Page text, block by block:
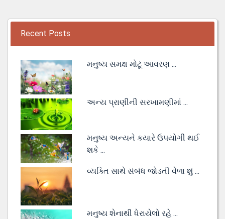
Recent Posts
મનુષ્ય સમક્ષ મોટૂં આવરણ ...
અન્ય પ્રાણીની સરખામણીમાં ...
મનુષ્ય અન્યને કયારે ઉપયોગી થઈ
શકે ...
વ્યક્તિ સાથે સંબંધ જોડતી વેળા શું ...
મનુષ્ય શેનાથી ધેરાયેલો રહે ...